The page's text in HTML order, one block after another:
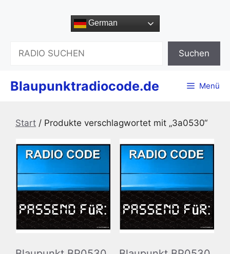
German
Suchen
Blaupunktradiocode.de Menü
Start / Produkte verschlagwortet mit „3a0530“